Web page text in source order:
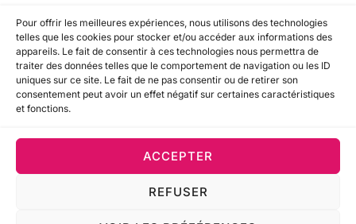
Pour offrir les meilleures expériences, nous utilisons des technologies
telles que les cookies pour stocker et/ou accéder aux informations des
appareils. Le fait de consentir à ces technologies nous permettra de
traiter des données telles que le comportement de navigation ou les ID
uniques sur ce site. Le fait de ne pas consentir ou de retirer son
consentement peut avoir un effet négatif sur certaines caractéristiques
et fonctions.
ACCEPTER
REFUSER
SUIVEZ-NOUS
Politique de confidentialité